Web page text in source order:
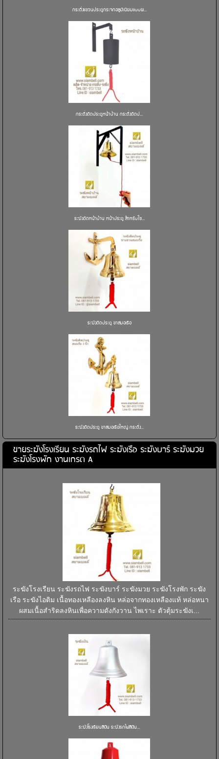
กระดิ่งแขวนประตูกระจกอลูมิเนียมแบบผ...
กระดิ่งติดประตูหน้าบ้าน กระดิ่งติดป...
ระฆังติดหน้าบ้าน หน้าประตู สำหรับใช...
ระฆังติดประตู ขาสมอเรือ
ระฆังติดประตู ขาสมอเรือใหญ่ กระดิ่ง...
ขายระฆังโรงเรียน ระฆังรถไฟ ระฆังเรือ ระฆังบาร์ ระฆังมวย
ระฆังโรงพัก งานเกรด A
ระฆังโรงเรียน ระฆังรถไฟ ระฆังบาร์ ระฆังมวย ระฆังโรงพัก ระฆัง
เรือ ระฆังไอติม เนื้อทองเหลืองลงหิน หล่อจากทองเหลืองแท้ หล่อหนา
ผสมเนื้อสำริดลงหินเพื่อความดังกังวาน ไพเราะ ตัวตุ้มระฆังเ...
ระฆังโรงเรียนสีเงิน ระฆังรถไฟสีเงิน...